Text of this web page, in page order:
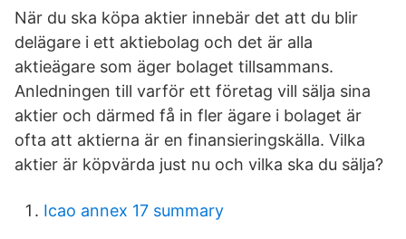
När du ska köpa aktier innebär det att du blir
delägare i ett aktiebolag och det är alla
aktieägare som äger bolaget tillsammans.
Anledningen till varför ett företag vill sälja sina
aktier och därmed få in fler ägare i bolaget är
ofta att aktierna är en finansieringskälla. Vilka
aktier är köpvärda just nu och vilka ska du sälja?
Icao annex 17 summary